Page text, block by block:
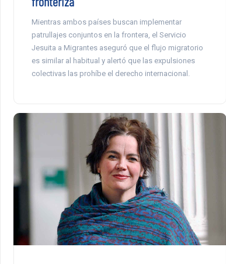
Mientras ambos países buscan implementar
patrullajes conjuntos en la frontera, el Servicio
Jesuita a Migrantes aseguró que el flujo migratorio
es similar al habitual y alertó que las expulsiones
colectivas las prohíbe el derecho internacional.